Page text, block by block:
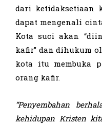
dari ketidaksetiaan
dapat mengenali
Kota suci akan
kafir” dan dihukum
kota itu membuka
orang kafir.
“Penyembahan
kehidupan Kristen